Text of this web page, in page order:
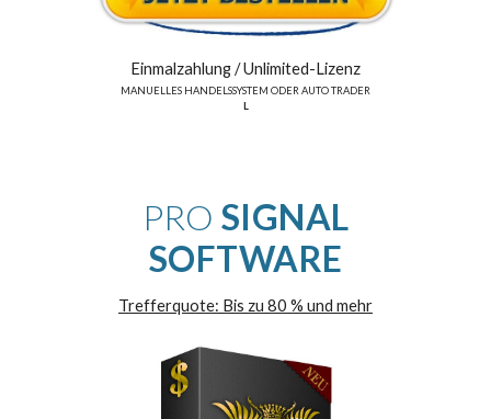
Einmalzahlung /Unlimited-Lizenz
MANUELLES HANDELSSYSTEM ODER AUTO TRADER
L
PRO SIGNAL
SOFTWARE
Trefferquote: Bis zu 80 % und mehr